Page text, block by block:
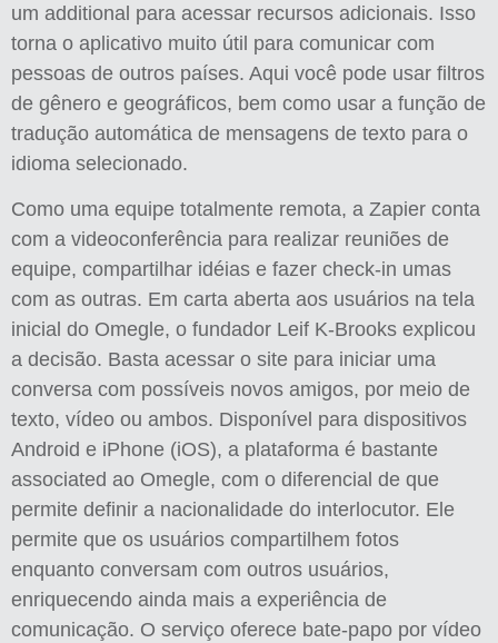
um additional para acessar recursos adicionais. Isso
torna o aplicativo muito útil para comunicar com
pessoas de outros países. Aqui você pode usar filtros
de gênero e geográficos, bem como usar a função de
tradução automática de mensagens de texto para o
idioma selecionado.
Como uma equipe totalmente remota, a Zapier conta
com a videoconferência para realizar reuniões de
equipe, compartilhar idéias e fazer check-in umas
com as outras. Em carta aberta aos usuários na tela
inicial do Omegle, o fundador Leif K-Brooks explicou
a decisão. Basta acessar o site para iniciar uma
conversa com possíveis novos amigos, por meio de
texto, vídeo ou ambos. Disponível para dispositivos
Android e iPhone (iOS), a plataforma é bastante
associated ao Omegle, com o diferencial de que
permite definir a nacionalidade do interlocutor. Ele
permite que os usuários compartilhem fotos
enquanto conversam com outros usuários,
enriquecendo ainda mais a experiência de
comunicação. O serviço oferece bate-papo por vídeo